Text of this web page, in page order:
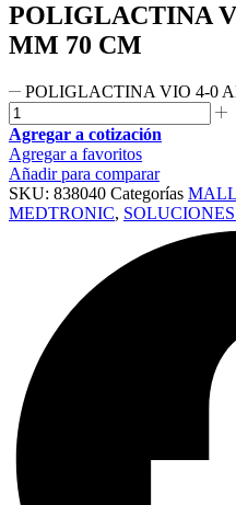
POLIGLACTINA
MM 70 CM
POLIGLACTINA VIO 4-0
Agregar a cotización
Agregar a favoritos
Añadir para comparar
SKU: 838040 Categorías
MEDTRONIC,